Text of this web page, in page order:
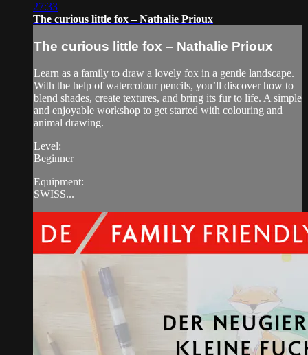
27:33
The curious little fox – Nathalie Prioux
The curious little fox – Nathalie Prioux
Learn as a family to draw a lovely fox in a gentle landscape.
With the help of watercolour pencils, you’ll discover how to
blend shades, create textures, and bring its fur to life. A simple
and enjoyable workshop to get started with colouring and
animal drawing.
Level:
Beginner
Equipment:
SWISS...